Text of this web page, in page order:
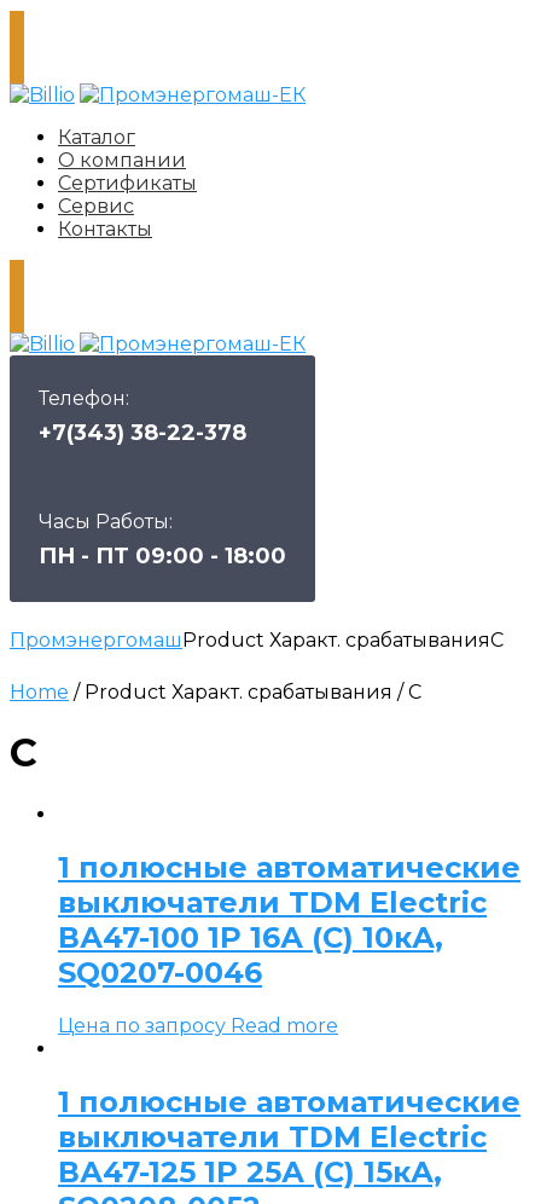
Каталог
О компании
Сертификаты
Сервис
Контакты
Телефон:
+7(343) 38-22-378
Часы Работы:
ПН - ПТ 09:00 - 18:00
ПромэнергомашProduct Характ. срабатыванияC
Home / Product Характ. срабатывания / C
C
1 полюсные автоматические
выключатели TDM Electric
ВА47-100 1P 16А (C) 10кА,
SQ0207-0046
Цена по запросу Read more
1 полюсные автоматические
выключатели TDM Electric
ВА47-125 1P 25А (C) 15кА,